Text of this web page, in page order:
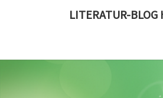
LITERATUR-BLOG